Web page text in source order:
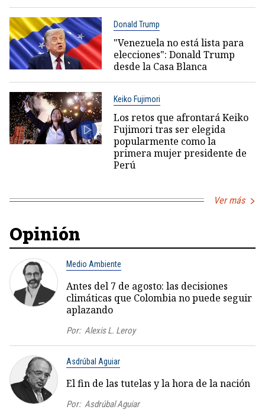
Donald Trump
"Venezuela no está lista para
elecciones": Donald Trump
desde la Casa Blanca
Keiko Fujimori
Los retos que afrontará Keiko
Fujimori tras ser elegida
popularmente como la
primera mujer presidente de
Perú
Ver más
Opinión
Medio Ambiente
Antes del 7 de agosto: las decisiones
climáticas que Colombia no puede seguir
aplazando
Por: Alexis L. Leroy
Asdrúbal Aguiar
El fin de las tutelas y la hora de la nación
Por: Asdrúbal Aguiar